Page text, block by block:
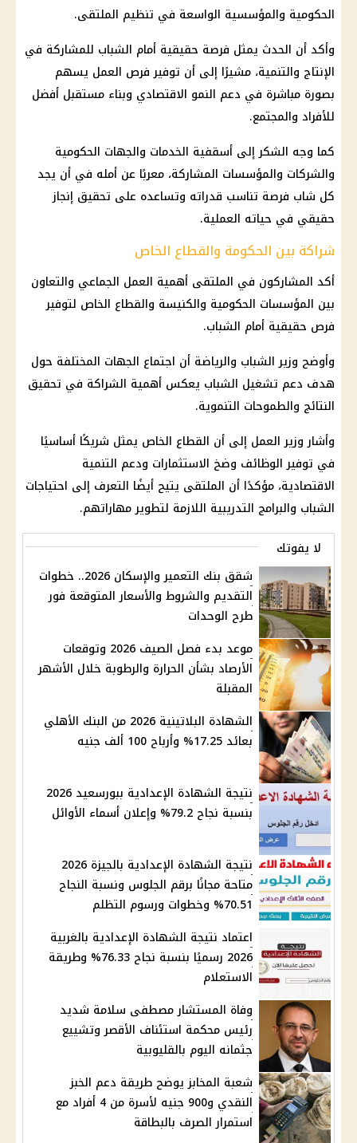
الحكومية والمؤسسية الواسعة في تنظيم الملتقى.
وأكد أن الحدث يمثل فرصة حقيقية أمام الشباب للمشاركة في
الإنتاج والتنمية، مشيرًا إلى أن توفيرفرص العمل يسهم
بصورة مباشرة في دعم النمو الاقتصادي وبناء مستقبل أفضل
للأفراد والمجتمع.
كما وجه الشكر إلى أسقفية الخدمات والجهات الحكومية
والشركات والمؤسسات المشاركة، معربًا عن أمله في أن يجد
كل شاب فرصة تناسب قدراته وتساعده على تحقيق إنجاز
حقيقي في حياته العملية.
شراكة بين الحكومة والقطاع الخاص
أكد المشاركون في الملتقى أهمية العمل الجماعي والتعاون
بين المؤسسات الحكومية والكنيسة والقطاع الخاص لتوفير
فرص حقيقية أمام الشباب.
وأوضح وزير الشباب والرياضة أن اجتماع الجهات المختلفة حول
هدف دعم تشغيل الشباب يعكس أهمية الشراكة في تحقيق
النتائج والطموحات التنموية.
وأشار وزير العمل إلى أن القطاع الخاص يمثل شريكًا أساسيًا
في توفيرالوظائف وضخ الاستثمارات ودعم التنمية
الاقتصادية، مؤكدًا أن الملتقى يتيح أيضًا التعرف إلى احتياجات
الشباب والبرامج التدريبية اللازمة لتطوير مهاراتهم.
لا يفوتك
شقق بنك التعمير والإسكان 2026.. خطوات
التقديم والشروط والأسعار المتوقعة فور
طرح الوحدات
موعد بدء فصل الصيف 2026 وتوقعات
الأرصاد بشأن الحرارة والرطوبة خلال الأشهر
المقبلة
الشهادة البلاتينية 2026 من البنك الأهلي
بعائد 17.25% وأرباح 100 ألف جنيه
نتيجة الشهادة الإعدادية ببورسعيد 2026
بنسبة نجاح 79.2% وإعلان أسماء الأوائل
نتيجة الشهادة الإعدادية بالجيزة 2026
متاحة مجانًا برقم الجلوس ونسبة النجاح
70.51% وخطوات ورسوم التظلم
اعتماد نتيجة الشهادة الإعدادية بالغربية
2026 رسميًا بنسبة نجاح 76.33% وطريقة
الاستعلام
وفاة المستشار مصطفى سلامة شديد
رئيس محكمة استئناف الأقصر وتشييع
جثمانه اليوم بالقليوبية
شعبة المخابز يوضح طريقة دعم الخبز
النقدي و900 جنيه لأسرة من 4 أفراد مع
استمرار الصرف بالبطاقة